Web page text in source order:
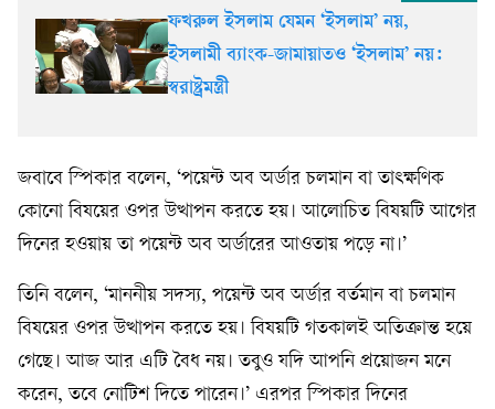
ফখরুল ইসলাম যেমন ‘ইসলাম’ নয়,
ইসলামী ব্যাংক-জামায়াতও ‘ইসলাম’ নয়:
স্বরাষ্ট্রমন্ত্রী
জবাবে স্পিকার বলেন, ‘পয়েন্ট অব অর্ডার চলমান বা তাৎক্ষণিক
কোনো বিষয়ের ওপর উত্থাপন করতে হয়। আলোচিত বিষয়টি আগের
দিনের হওয়ায় তা পয়েন্ট অব অর্ডারের আওতায় পড়ে না।’
তিনি বলেন, ‘মাননীয় সদস্য, পয়েন্ট অব অর্ডার বর্তমান বা চলমান
বিষয়ের ওপর উত্থাপন করতে হয়। বিষয়টি গতকালই অতিক্রান্ত হয়ে
গেছে। আজ আর এটি বৈধ নয়। তবুও যদি আপনি প্রয়োজন মনে
করেন, তবে নোটিশ দিতে পারেন।’ এরপর স্পিকার দিনের